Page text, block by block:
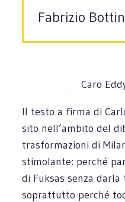
Fabrizio
Caro
Il testo a firma di
sito nell’ambito del
trasformazioni di
stimolante: perché
di Fuksas senza
soprattutto perché